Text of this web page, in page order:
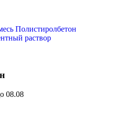
Полистиролбетон
раствор
08.08